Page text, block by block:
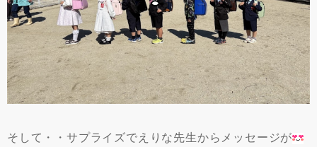
そして・・サプライズでえりな先生からメッセージが